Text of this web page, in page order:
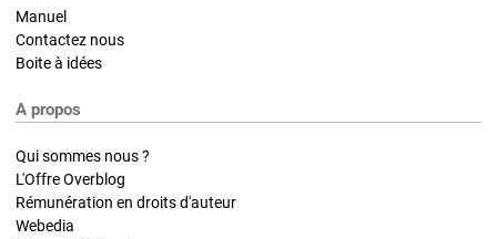
Manuel
Contactez nous
Boite à idées
A propos
Qui sommes nous ?
L'Offre Overblog
Rémunération en droits d'auteur
Webedia